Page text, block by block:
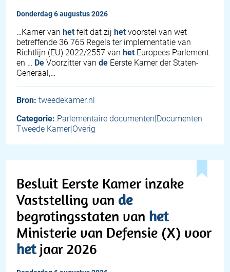
donderdag 6 augustus 2026
…Kamer van het felt dat zij het voorstel van wet
betreffende 36 765 Regels ter implementatie van
Richtlijn (EU) 2022/2557 van het Europees Parlement
en … De Voorzitter van de Eerste Kamer der Staten-
Generaal,…
Bron: tweedekamer.nl
Categorie: Parlementaire documenten|Documenten
Tweede Kamer|Overig
Besluit Eerste Kamer inzake
Vaststelling van de
begrotingsstaten van het
Ministerie van Defensie (X) voor
hetjaar 2026